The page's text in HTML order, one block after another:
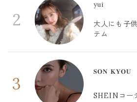
2
yui
大人にも子
テム
3
𝐒𝐎𝐍 𝐊𝐘𝐎𝐔
SHEINコー